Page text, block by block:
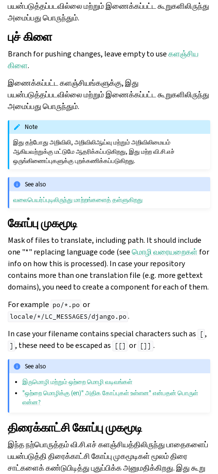
பயன்படுத்தப்படவில்லை மற்றும் இணைக்கப்பட்ட கூறுகளிலிருந்து
அமைப்பது பொருந்தும்.
புச் கிளை
Branch for pushing changes, leave empty to useகளஞ்சிய
கிளை.
இணைக்கப்பட்ட களஞ்சியங்களுக்கு, இது
பயன்படுத்தப்படவில்லை மற்றும் இணைக்கப்பட்ட கூறுகளிலிருந்து
அமைப்பது பொருந்தும்.
Note
இது தற்போது அறிவிலி, அறிவிலிஆய்வு மற்றும் அறிவிலிமையம்
ஆகியவற்றுக்கு மட்டுமே ஆதரிக்கப்படுகிறது, இது மற்ற வி.சி.எச்
ஒருங்கிணைப்புகளுக்கு புறக்கணிக்கப்படுகிறது.
See also
வலைபெயர்ப்புடிலிருந்து மாற்றங்களைத் தள்ளுகிறது
கோப்பு முகமூடி
Mask of files to translate, including path. It should include
one "*" replacing language code (seeமொழி வரையறைகள் for
info on how this is processed). In case your repository
contains more than one translation file (e.g. more gettext
domains), you need to create a component for each of them.
For example po/*.po or
locale/*/LC_MESSAGES/django.po .
In case your filename contains special characters such as
[ ,
] , these need to be escaped as [[] or []] .
See also
இருமொழி மற்றும் ஒற்றை மொழி வடிவங்கள்
"ஒற்றை மொழிக்கு (en)" அதிக கோப்புகள் உள்ளன" என்பதன் பொருள்
என்ன?
திரைக்காட்சி கோப்பு முகமூடி
இந்த நற்பொருத்தம் வி.சி.எச் களஞ்சியத்திலிருந்து பாதைகளைப்
பயன்படுத்தி திரைக்காட்சி கோப்பு முகமூடிகள் மூலம் திரை
சாட்களைக் கண்டுபிடித்து புதுப்பிக்க அனுமதிக்கிறது. இது கூறு